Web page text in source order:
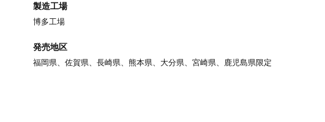
製造工場
博多工場
発売地区
福岡県、佐賀県、長崎県、熊本県、大分県、宮崎県、鹿児島県限定